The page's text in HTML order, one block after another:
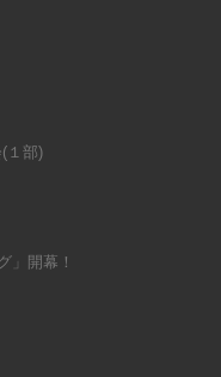
１部)
」開幕！